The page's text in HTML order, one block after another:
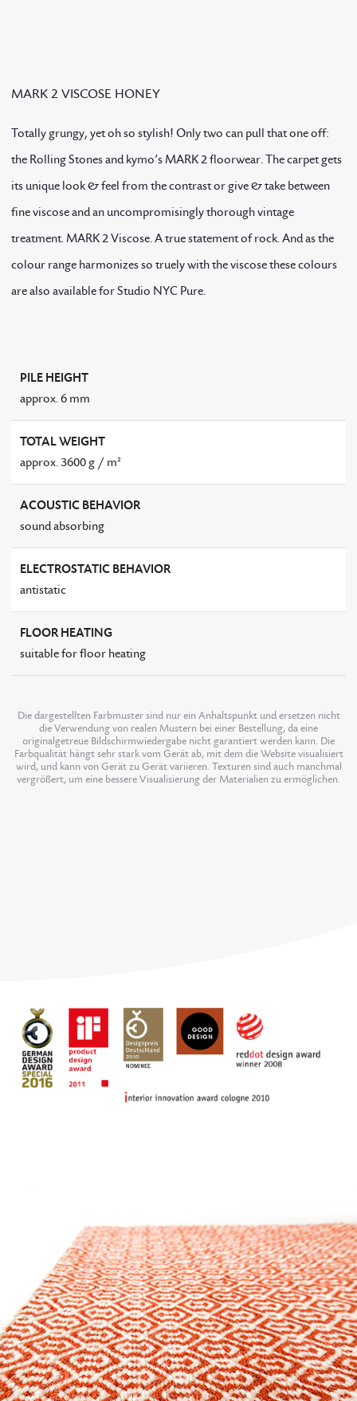
MARK 2 VISCOSE HONEY
Totally grungy, yet oh so stylish! Only two can pull that one off:
the Rolling Stones and kymo’s MARK 2 floorwear. The carpet gets
its unique look & feel from the contrast or give & take between
fine viscose and an uncompromisingly thorough vintage
treatment. MARK 2 Viscose. A true statement of rock. And as the
colour range harmonizes so truely with the viscose these colours
are also available for Studio NYC Pure.
PILE HEIGHT
approx. 6 mm
TOTAL WEIGHT
approx. 3600 g / m²
ACOUSTIC BEHAVIOR
sound absorbing
ELECTROSTATIC BEHAVIOR
antistatic
FLOOR HEATING
suitable for floor heating
Die dargestellten Farbmuster sind nur ein Anhaltspunkt und ersetzen nicht
die Verwendung von realen Mustern bei einer Bestellung, da eine
originalgetreue Bildschirmwiedergabe nicht garantiert werden kann. Die
Farbqualität hängt sehr stark vom Gerät ab, mit dem die Website visualisiert
wird, und kann von Gerät zu Gerät variieren. Texturen sind auch manchmal
vergrößert, um eine bessere Visualisierung der Materialien zu ermöglichen.